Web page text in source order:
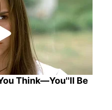
Think—You''ll Be